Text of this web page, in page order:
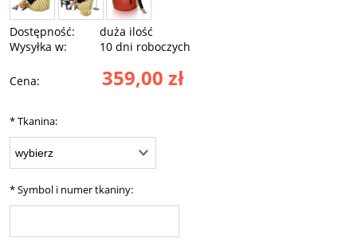
Dostępność:
duża ilość
Wysyłka w:
10 dni roboczych
Cena: 359,00 zł
*Tkanina:
*Symbol i numer tkaniny: